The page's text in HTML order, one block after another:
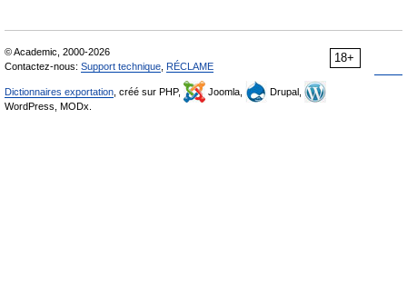
18+
© Academic, 2000-2026
Contactez-nous: Support technique RÉCLAME
Dictionnaires exportation , créé sur PHP, Joomla,
Drupal,
WordPress, MODx.